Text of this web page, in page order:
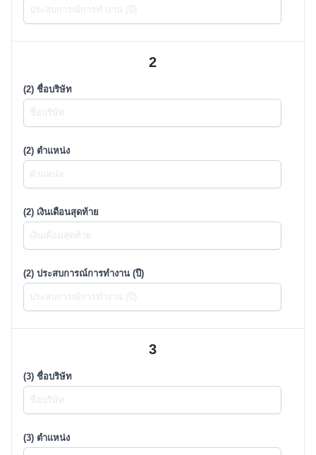
2
(2) ชื่อบริษัท
(2) ตำแหน่ง
(2) เงินเดือนสุดท้าย
(2) ประสบการณ์การทำงาน (ปี)
3
(3) ชื่อบริษัท
(3) ตำแหน่ง